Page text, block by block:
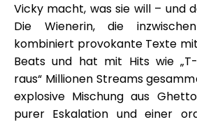
Vicky macht, was sie will – und
Die Wienerin, die
kombiniert provokante Texte
Beats und hat mit Hits wie
raus“ Millionen Streams
explosive Mischung aus
purer Eskalation und einer